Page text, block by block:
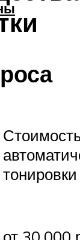
тонировки